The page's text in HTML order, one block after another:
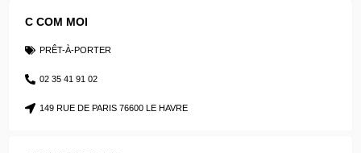
C COM MOI
PRÊT-À-PORTER
02 35 41 91 02
149 RUE DE PARIS 76600 LE HAVRE